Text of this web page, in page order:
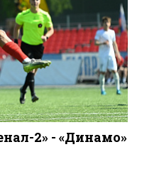
2» - «Динамо»